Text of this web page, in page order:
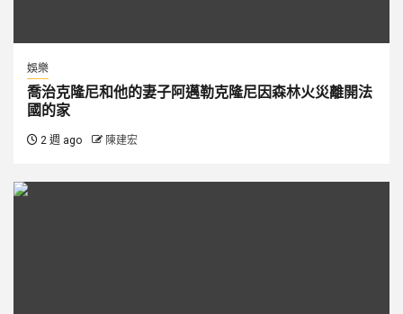
娛樂
喬治克隆尼和他的妻子阿邁勒克隆尼因森林火災離開法
國的家
2 週 ago 陳建宏